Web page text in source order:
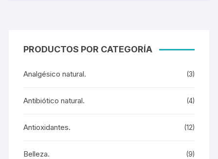
PRODUCTOS POR CATEGORÍA
Analgésico natural. (3)
Antibiótico natural. (4)
Antioxidantes. (12)
Belleza. (9)